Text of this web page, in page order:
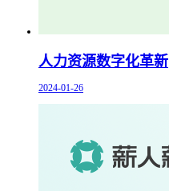
人力资源数字化革新
2024-01-26